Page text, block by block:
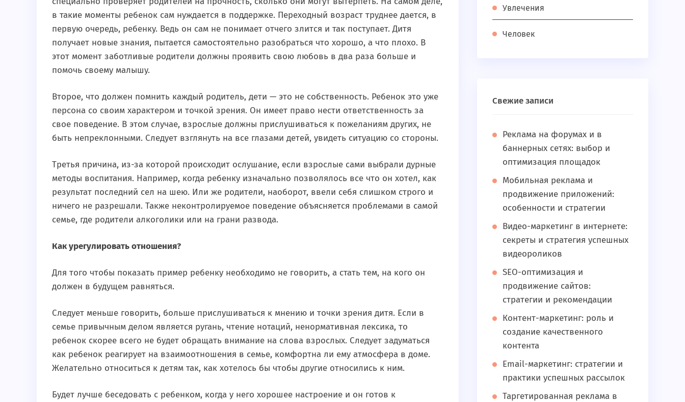
в такие моменты ребенок сам нуждается в поддержке. Переходный возраст труднее дается, в
первую очередь, ребенку. Ведь он сам не понимает отчего злится и так поступает. Дитя
получает новые знания, пытается самостоятельно разобраться что хорошо, а что плохо. В
этот момент заботливые родители должны проявить свою любовь в два раза больше и
помочь своему малышу.
Второе, что должен помнить каждый родитель, дети — это не собственность. Ребенок это уже
персона со своим характером и точкой зрения. Он имеет право нести ответственность за
свое поведение. В этом случае, взрослые должны прислушиваться к пожеланиям других, не
быть непреклонными. Следует взглянуть на все глазами детей, увидеть ситуацию со стороны.
Третья причина, из-за которой происходит ослушание, если взрослые сами выбрали дурные
методы воспитания. Например, когда ребенку изначально позволялось все что он хотел, как
результат последний сел на шею. Или же родители, наоборот, ввели себя слишком строго и
ничего не разрешали. Также неконтролируемое поведение объясняется проблемами в самой
семье, где родители алкоголики или на грани развода.
Как урегулировать отношения?
Для того чтобы показать пример ребенку необходимо не говорить, а стать тем, на кого он
должен в будущем равняться.
Следует меньше говорить, больше прислушиваться к мнению и точки зрения дитя. Если в
семье привычным делом является ругань, чтение нотаций, ненормативная лексика, то
ребенок скорее всего не будет обращать внимание на слова взрослых. Следует задуматься
как ребенок реагирует на взаимоотношения в семье, комфортна ли ему атмосфера в доме.
Желательно относиться к детям так, как хотелось бы чтобы другие относились к ним.
Будет лучше беседовать с ребенком, когда у него хорошее настроение и он готов к
Увлечения
Человек
Свежие записи
Реклама на форумах и в
баннерных сетях: выбор и
оптимизация площадок
Мобильная реклама и
продвижение приложений:
особенности и стратегии
Видео-маркетинг в интернете:
секреты и стратегия успешных
видеороликов
SEO-оптимизация и
продвижение сайтов:
стратегии и рекомендации
Контент-маркетинг: роль и
создание качественного
контента
Email-маркетинг: стратегии и
практики успешных рассылок
Таргетированная реклама в